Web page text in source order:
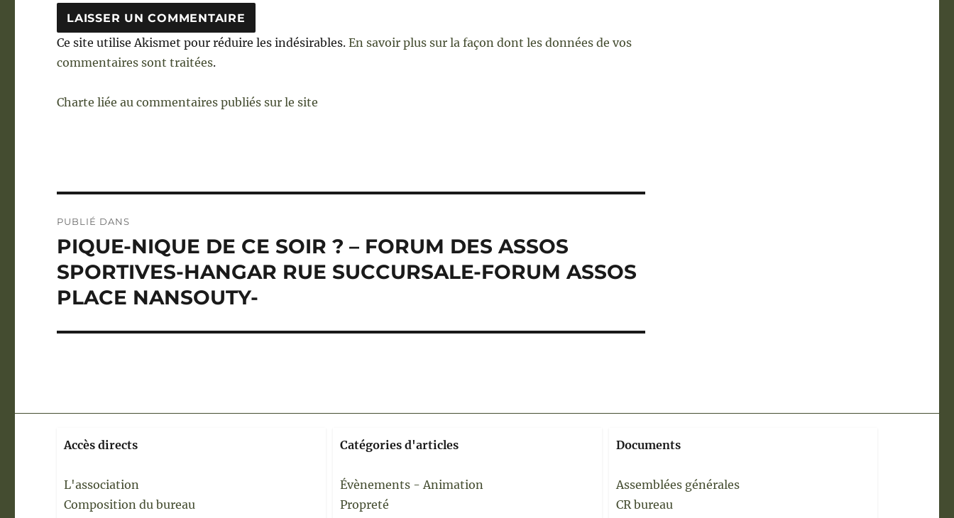
Ce site utilise Akismet pour réduire les indésirables.En savoir plus sur la façon dont les données de vos
commentaires sont traitées.
Charte liée au commentaires publiés sur le site
de
l’article
PUBLIÉ DANS
PIQUE-NIQUE DE CE SOIR ? – FORUM DES ASSOS
SPORTIVES-HANGAR RUE SUCCURSALE-FORUM ASSOS
PLACE NANSOUTY-
Accès directs
L'association
Composition du bureau
Catégories d'articles
Évènements - Animation
Propreté
Documents
Assemblées générales
CR bureau